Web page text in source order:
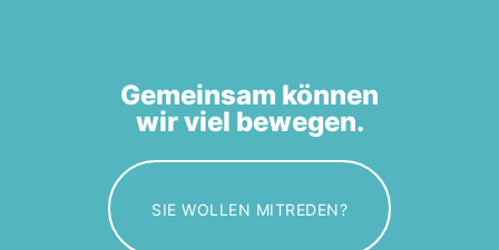
Gemeinsam können
wir viel bewegen.
SIE WOLLEN MITREDEN?